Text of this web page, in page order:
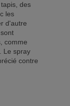
des
les
d'autre
comme
Le spray
contre